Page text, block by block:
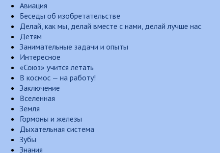
Авиация
Беседы об изобретательстве
Делай, как мы, делай вместе с нами, делай лучше нас
Детям
Занимательные задачи и опыты
Интересное
«Союз» учится летать
В космос — на работу!
Заключение
Вселенная
Земля
Гормоны и железы
Дыхательная система
Зубы
Знания